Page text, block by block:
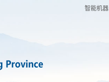
智能机